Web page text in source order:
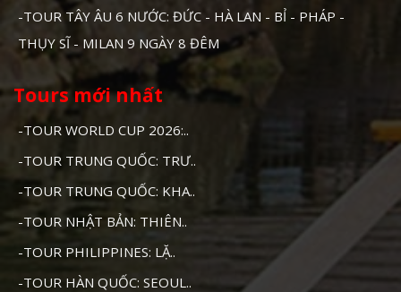
-TOUR TÂY ÂU 6 NƯỚC: ĐỨC - HÀ LAN - BỈ - PHÁP -
THỤY SĨ - MILAN 9 NGÀY 8 ĐÊM
Tours mới nhất
-TOUR WORLD CUP 2026:..
-TOUR TRUNG QUỐC: TRƯ..
-TOUR TRUNG QUỐC: KHA..
-TOUR NHẬT BẢN: THIÊN..
-TOUR PHILIPPINES: LẶ..
-TOUR HÀN QUỐC: SEOUL..